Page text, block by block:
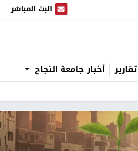
البث المباشر
البث المباشر
تقارير أخبار جامعة النجاح